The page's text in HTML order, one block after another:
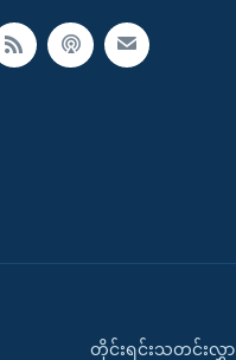
တိုင်းရင်းသတင်းလွှာ